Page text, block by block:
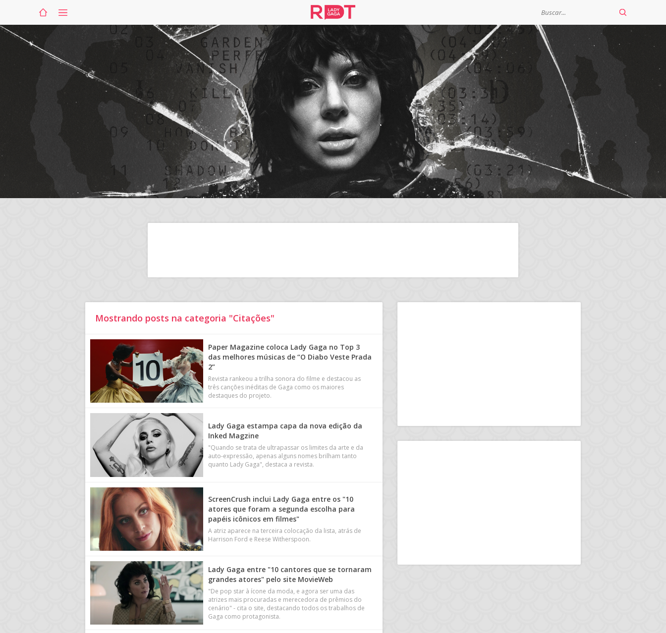
Mostrando posts na categoria "Citações"
Paper Magazine coloca Lady Gaga no Top 3
das melhores músicas de “O Diabo Veste Prada
2”
Revista rankeou a trilha sonora do filme e destacou as
três canções inéditas de Gaga como os maiores
destaques do projeto.
Lady Gaga estampa capa da nova edição da
Inked Magzine
"Quando se trata de ultrapassar os limites da arte e da
auto-expressão, apenas alguns nomes brilham tanto
quanto Lady Gaga", destaca a revista.
ScreenCrush inclui Lady Gaga entre os "10
atores que foram a segunda escolha para
papéis icônicos em filmes"
A atriz aparece na terceira colocação da lista, atrás de
Harrison Ford e Reese Witherspoon.
Lady Gaga entre "10 cantores que se tornaram
grandes atores" pelo site MovieWeb
"De pop star à ícone da moda, e agora ser uma das
atrizes mais procuradas e merecedora de prêmios do
cenário" - cita o site, destacando todos os trabalhos de
Gaga como protagonista.